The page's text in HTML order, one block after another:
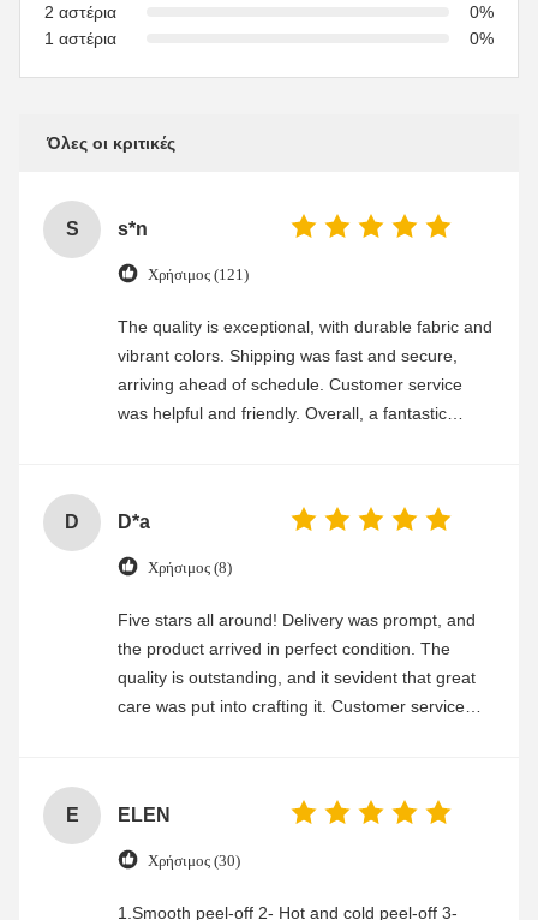
2 αστέρια
0%
1 αστέρια
0%
Όλες οι κριτικές
S s*n
Χρήσιμος (121)
The quality is exceptional, with durable fabric and
vibrant colors. Shipping was fast and secure,
arriving ahead of schedule. Customer service
was helpful and friendly. Overall, a fantastic
D D*a
Χρήσιμος (8)
Five stars all around! Delivery was prompt, and
the product arrived in perfect condition. The
quality is outstanding, and it sevident that great
care was put into crafting it. Customer service
E ELEN
Χρήσιμος (30)
1.Smooth peel-off 2- Hot and cold peel-off 3-